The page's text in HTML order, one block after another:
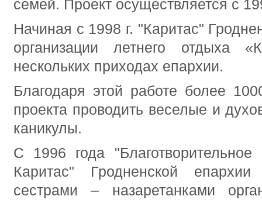
семей. Проект осуществляется с
Начиная с 1998 г. "Каритас"
организации летнего отдыха
нескольких приходах епархии.
Благодаря этой работе более
проекта проводить веселые и
каникулы.
С 1996 года "Благотворительное
Каритас" Гродненской
сестрами – назаретанками